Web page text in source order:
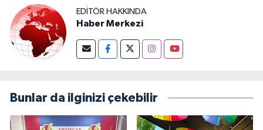
EDITÖR HAKKINDA
Haber Merkezi
Bunlar da ilginizi çekebilir